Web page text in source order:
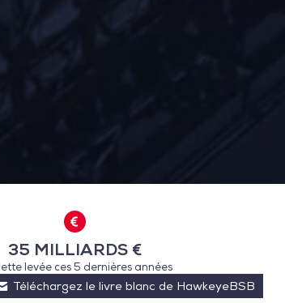
control how your information is handled.
35 MILLIARDS €
levée ces 5 dernières années
Téléchargez le livre blanc de HawkeyeBSB